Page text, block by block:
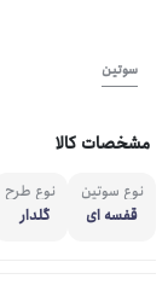
سوتین
مشخصات کالا
نوع سوتین
قفسه ای
نوع طرح
گلدار